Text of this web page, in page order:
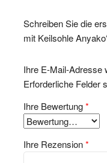
Schreiben Sie die
mit Keilsohle
Ihre E-Mail-Adresse
Erforderliche Felder
Ihre Bewertung*
Ihre Rezension*